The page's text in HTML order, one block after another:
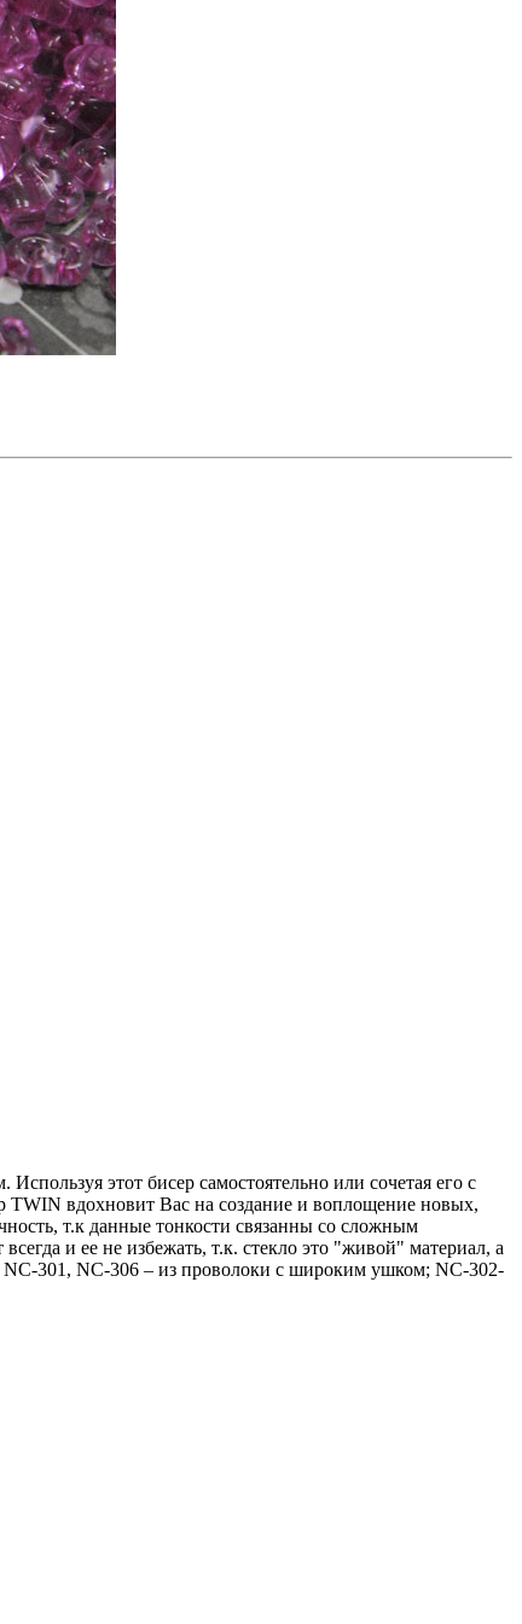
этот бисер самостоятельно или сочетая его с
вдохновит Вас на создание и воплощение новых,
т.к данные тонкости связанны со сложным
и ее не избежать, т.к. стекло это "живой" материал, а
301, NC-306 – из проволоки с широким ушком; NC-302-